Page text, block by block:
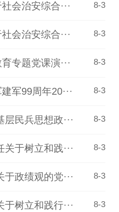
会治安综合··· 8-3
会治安综合··· 8-3
专题党课演··· 8-3
军99周年20··· 8-3
民兵思想政··· 8-3
于树立和践··· 8-3
政绩观的党··· 8-3
树立和践行··· 8-3